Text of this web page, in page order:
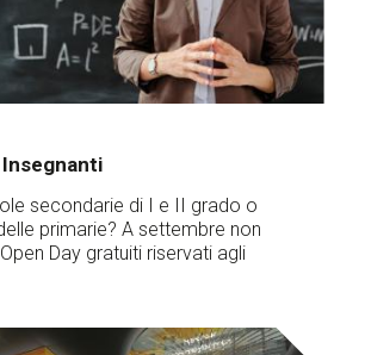
Insegnanti
secondarie di I e II grado o
primarie? A settembre non
Day gratuiti riservati agli